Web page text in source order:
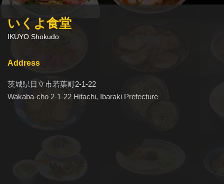
いくよ食堂
IKUYO Shokudo
Address
茨城県日立市若葉町2-1-22
Wakaba-cho 2-1-22 Hitachi, Ibaraki Prefecture